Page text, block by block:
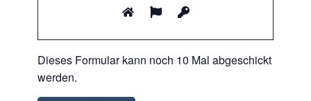
Dieses Formular kann noch 10 Mal abgeschickt
werden.